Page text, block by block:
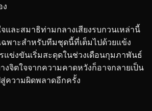
ง
และสมาธิท่ามกลางเสียงรบกวนเหล่านี้
ฉพาะสำหรับทีมชุดนี้ที่เต็มไปด้วยแข้ง
ข่งขันเริ่มสะดุดในช่วงเดือนกุมภาพันธ์
จิตใจจากความคาดหวังก็อาจกลายเป็น
ความผิดพลาดอีกครั้ง